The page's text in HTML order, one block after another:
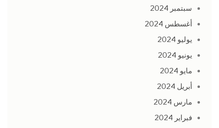
سبتمبر 2024
أغسطس 2024
يوليو 2024
يونيو 2024
مايو 2024
أبريل 2024
مارس 2024
فبراير 2024